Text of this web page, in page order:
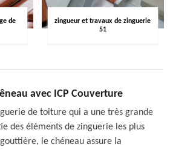
de
zingueur et travaux de zinguerie
51
avec ICP Couverture
de toiture qui a une très grande
des éléments de zinguerie les plus
le chéneau assure la